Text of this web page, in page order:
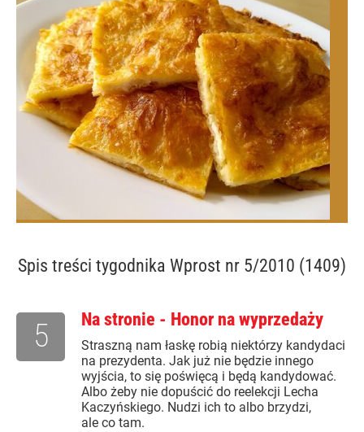
Spis treści tygodnika Wprost nr 5/2010 (1409)
Na stronie - Honor na wyprzedaży
Straszną nam łaskę robią niektórzy kandydaci
na prezydenta. Jak już nie będzie innego
wyjścia, to się poświęcą i będą kandydować.
Albo żeby nie dopuścić do reelekcji Lecha
Kaczyńskiego. Nudzi ich to albo brzydzi,
ale co tam.
5